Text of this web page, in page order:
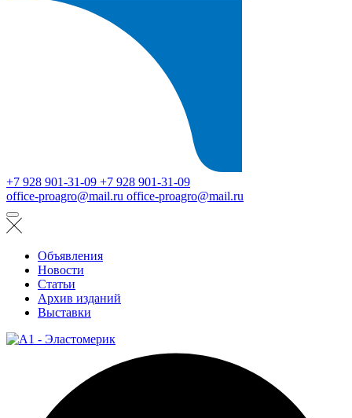
+7 928 901-31-09 +7 928 901-31-09
office-proagro@mail.ru office-proagro@mail.ru
Объявления
Новости
Статьи
Архив изданий
Выставки